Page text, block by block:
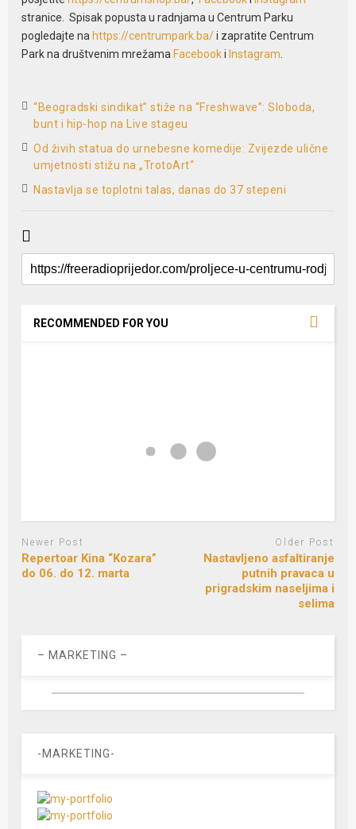
stranice. Spisak popusta u radnjama u Centrum Parku
pogledajte na https://centrumpark.ba/i zapratite Centrum
Park na društvenim mrežama Facebooki Instagram
“Beogradski sindikat” stiže na “Freshwave”: Sloboda,
bunt i hip-hop na Live stageu
Od živih statua do urnebesne komedije: Zvijezde ulične
umjetnosti stižu na „TrotoArt“
Nastavlja se toplotni talas, danas do 37 stepeni
RECOMMENDED FOR YOU
Newer Post
Repertoar Kina “Kozara”
do 06. do 12. marta
Older Post
Nastavljeno asfaltiranje
putnih pravaca u
prigradskim naseljima i
selima
– MARKETING –
-MARKETING-